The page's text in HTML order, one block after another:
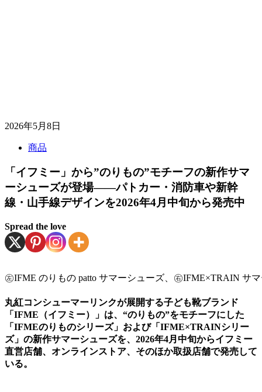
2026年5月8日
商品
「イフミー」から”のりもの”モチーフの新作サマ
ーシューズが登場――パトカー・消防車や新幹
線・山手線デザインを2026年4月中旬から発売中
Spread the love
㊧IFME のりもの patto サマーシューズ、㊨IFME×TRAIN サ
丸紅コンシューマーリンクが展開する子ども靴ブランド
「IFME（イフミー）」は、“のりもの”をモチーフにした
「IFMEのりものシリーズ」および「IFME×TRAINシリー
ズ」の新作サマーシューズを、2026年4月中旬からイフミー
直営店舗、オンラインストア、そのほか取扱店舗で発売して
いる。